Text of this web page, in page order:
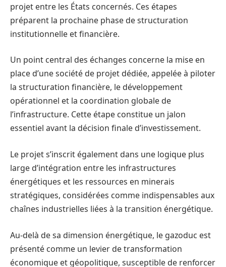
projet entre les États concernés. Ces étapes
préparent la prochaine phase de structuration
institutionnelle et financière.
Un point central des échanges concerne la mise en
place d’une société de projet dédiée, appelée à piloter
la structuration financière, le développement
opérationnel et la coordination globale de
l’infrastructure. Cette étape constitue un jalon
essentiel avant la décision finale d’investissement.
Le projet s’inscrit également dans une logique plus
large d’intégration entre les infrastructures
énergétiques et les ressources en minerais
stratégiques, considérées comme indispensables aux
chaînes industrielles liées à la transition énergétique.
Au-delà de sa dimension énergétique, le gazoduc est
présenté comme un levier de transformation
économique et géopolitique, susceptible de renforcer